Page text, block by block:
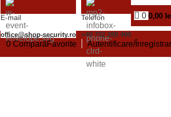
E-mail
office@shop-security.ro
Telefon
+40 752 288 400
0 0,00
0 ComparăFavorite Autentificare/